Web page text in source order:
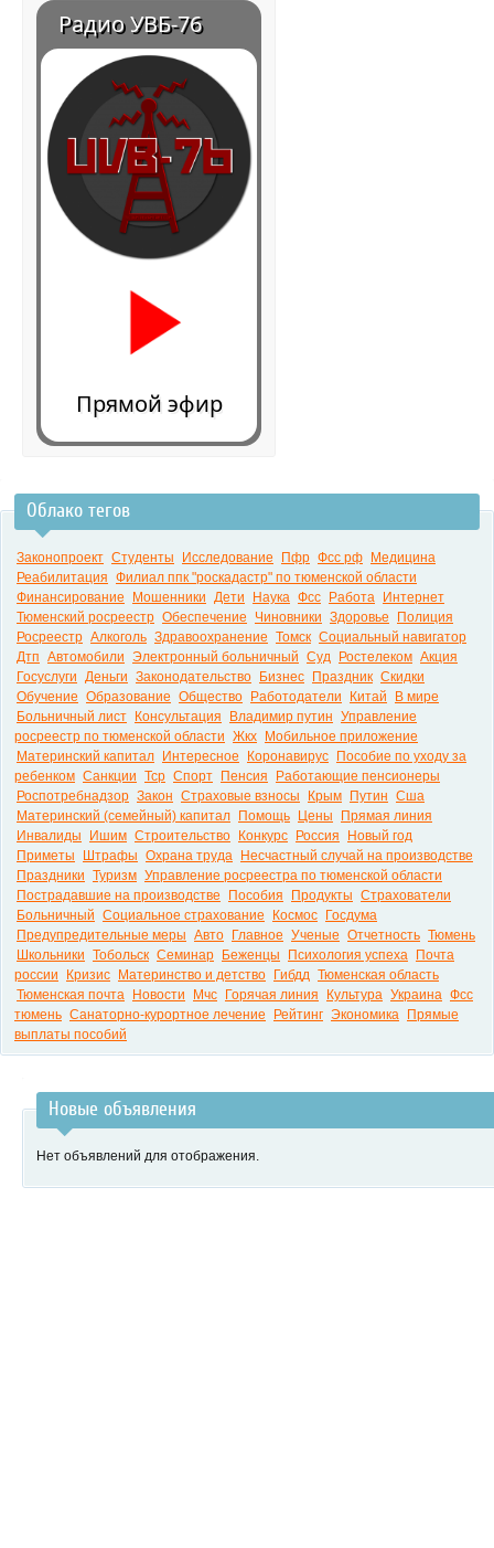
Радио УВБ-76
Прямой эфир
Облако тегов
Законопроект Студенты Исследование Пфр Фсс рф
Медицина
Реабилитация Филиал ппк "роскадастр" по тюменской области
Финансирование
Мошенники Дети Наука Фсс Работа
Интернет
Тюменский росреестр Обеспечение Чиновники Здоровье
Полиция
Росреестр Алкоголь Здравоохранение Томск Социальный навигатор
Дтп Автомобили Электронный больничный Суд Ростелеком Акция
Госуслуги Деньги Законодательство Бизнес Праздник Скидки
Обучение Образование Общество Работодатели Китай
В мире
Больничный лист
Консультация Владимир путин Управление
росреестр по тюменской области Жкх
Мобильное приложение
Материнский капитал
Интересное Коронавирус
Пособие по уходу за
ребенком Санкции Тср Спорт Пенсия
Работающие пенсионеры
Роспотребнадзор Закон Страховые взносы Крым Путин Сша
Материнский (семейный) капитал
Помощь Цены
Прямая линия
Инвалиды
Ишим Строительство Конкурс Россия
Новый год
Приметы
Штрафы Охрана труда
Несчастный случай на производстве
Праздники Туризм Управление росреестра по тюменской области
Пострадавшие на производстве
Пособия Продукты Страхователи
Больничный Социальное страхование Космос
Госдума
Предупредительные меры Авто Главное Ученые Отчетность Тюмень
Школьники Тобольск Семинар Беженцы Психология успеха
Почта
россии
Кризис Материнство и детство Гибдд Тюменская область
Тюменская почта
Новости Мчс Горячая линия Культура Украина Фсс
тюмень Санаторно-курортное лечение Рейтинг Экономика
Прямые
выплаты пособий
Новые объявления
Нет объявлений для отображения.